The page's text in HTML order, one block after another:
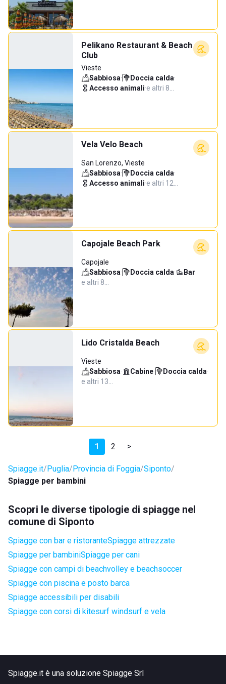
Pelikano Restaurant & Beach
Club
Vieste
Sabbiosa· Doccia calda·
Accesso animali·e altri 8…
Vela Velo Beach
San Lorenzo, Vieste
Sabbiosa· Doccia calda·
Accesso animali·e altri 12…
Capojale Beach Park
Capojale
Sabbiosa· Doccia calda· Bar·
e altri 8…
Lido Cristalda Beach
Vieste
Sabbiosa· Cabine· Doccia calda·
e altri 13…
1 2 >
Spiagge.it Puglia Provincia di Foggia Siponto
Spiagge per bambini
Scopri le diverse tipologie di spiagge nel
comune di Siponto
Spiagge con bar e ristoranteSpiagge attrezzate
Spiagge per bambiniSpiagge per cani
Spiagge con campi di beachvolley e beachsoccer
Spiagge con piscina e posto barca
Spiagge accessibili per disabili
Spiagge con corsi di kitesurf windsurf e vela
Spiagge.it è una soluzione Spiagge Srl